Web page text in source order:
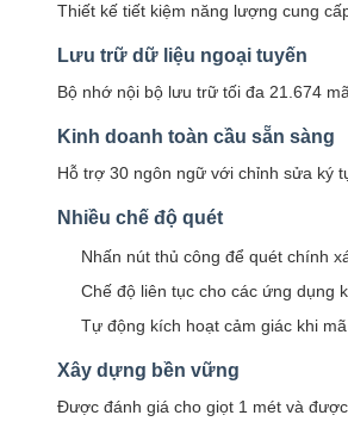
Thiết kế tiết kiệm năng lượng cung
Lưu trữ dữ liệu ngoại tuyến
Bộ nhớ nội bộ lưu trữ tối đa 21.674
Kinh doanh toàn cầu sẵn sàng
Hỗ trợ 30 ngôn ngữ với chỉnh sửa ký
Nhiều chế độ quét
Nhấn nút thủ công để quét chính
Chế độ liên tục cho các ứng dụng
Tự động kích hoạt cảm giác khi
Xây dựng bền vững
Được đánh giá cho giọt 1 mét và